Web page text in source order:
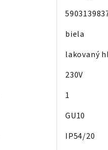
biela
lakovaný
230V
1
GU10
IP54/20